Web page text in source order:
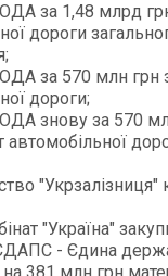
за 1,48 млрд
дороги
за 570 млн грн
дороги;
знову за 570
"Укрзалізниця"
"Україна"
- Єдина